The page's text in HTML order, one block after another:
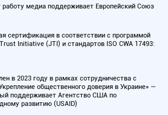
работу медиа поддерживает Европейский Союз
сертификация в соответствии с программой
Initiative (JTI) и стандартов ISO CWA 17493:
в 2023 году в рамках сотрудничества с
общественного доверия в Украине» —
поддерживает Агентство США по
развитию (USAID)